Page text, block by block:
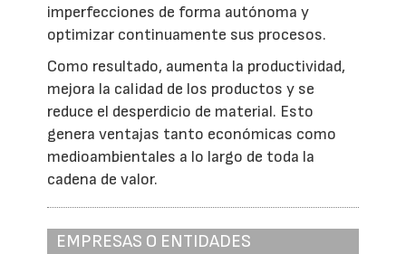
imperfecciones de forma autónoma y
optimizar continuamente sus procesos.
Como resultado, aumenta la productividad,
mejora la calidad de los productos y se
reduce el desperdicio de material. Esto
genera ventajas tanto económicas como
medioambientales a lo largo de toda la
cadena de valor.
EMPRESAS O ENTIDADES